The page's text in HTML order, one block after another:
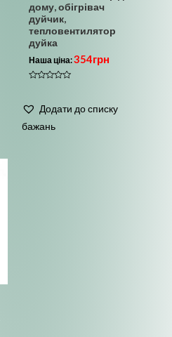
дому, обігрівач
дуйчик,
тепловентилятор
дуйка
Наша ціна:354грн
з
Додати до списку
бажань